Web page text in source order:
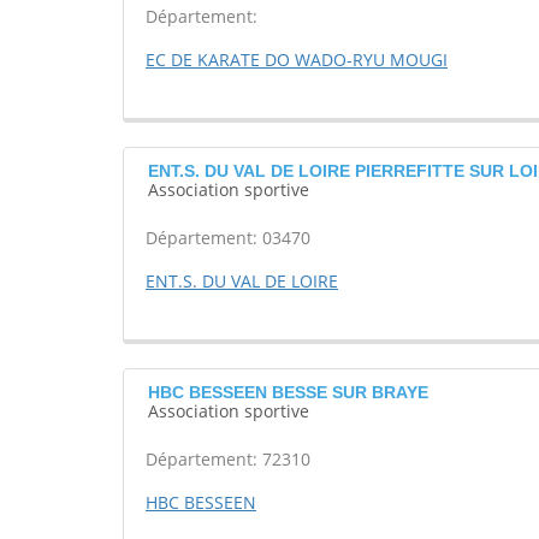
Département:
EC DE KARATE DO WADO-RYU MOUGI
ENT.S. DU VAL DE LOIRE PIERREFITTE SUR
Association sportive
Département: 03470
ENT.S. DU VAL DE LOIRE
HBC BESSEEN BESSE SUR BRAYE
Association sportive
Département: 72310
HBC BESSEEN